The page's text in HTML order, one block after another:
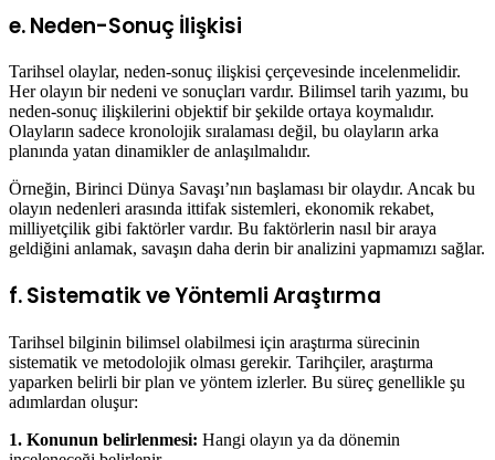
e. Neden-Sonuç İlişkisi
Tarihsel olaylar, neden-sonuç ilişkisi çerçevesinde incelenmelidir.
Her olayın bir nedeni ve sonuçları vardır. Bilimsel tarih yazımı, bu
neden-sonuç ilişkilerini objektif bir şekilde ortaya koymalıdır.
Olayların sadece kronolojik sıralaması değil, bu olayların arka
planında yatan dinamikler de anlaşılmalıdır.
Örneğin, Birinci Dünya Savaşı’nın başlaması bir olaydır. Ancak bu
olayın nedenleri arasında ittifak sistemleri, ekonomik rekabet,
milliyetçilik gibi faktörler vardır. Bu faktörlerin nasıl bir araya
geldiğini anlamak, savaşın daha derin bir analizini yapmamızı sağlar.
f. Sistematik ve Yöntemli Araştırma
Tarihsel bilginin bilimsel olabilmesi için araştırma sürecinin
sistematik ve metodolojik olması gerekir. Tarihçiler, araştırma
yaparken belirli bir plan ve yöntem izlerler. Bu süreç genellikle şu
adımlardan oluşur:
1. Konunun belirlenmesi: Hangi olayın ya da dönemin